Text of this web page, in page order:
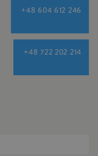
+48 604 612 246
+48 722 202 214